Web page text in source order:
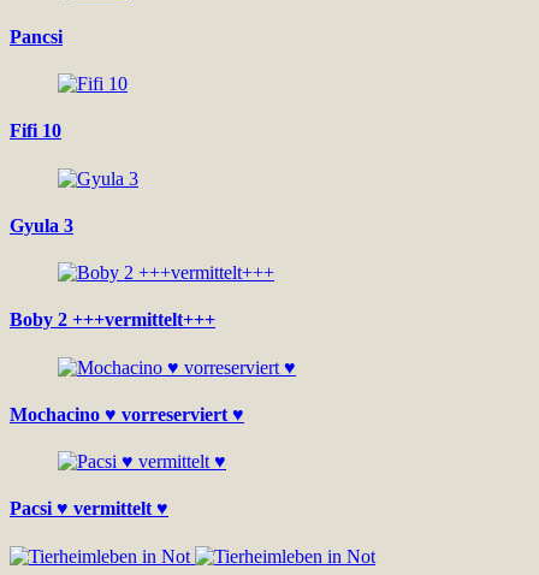
Pancsi
Fifi 10
Gyula 3
Boby 2 +++vermittelt+++
Mochacino ♥ vorreserviert ♥
Pacsi ♥ vermittelt ♥